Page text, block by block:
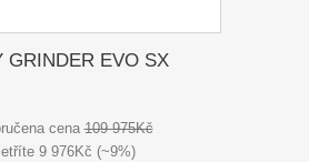
GRINDER EVO SX
cena109 975Kč
9 976Kč (~9%)